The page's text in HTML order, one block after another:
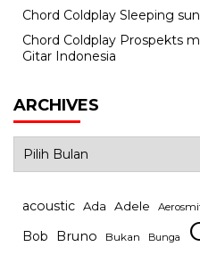
Chord Coldplay Sleeping
Chord Coldplay Prospekts
Gitar Indonesia
ARCHIVES
acoustic Ada Adele
Bob Bruno Bukan Bunga